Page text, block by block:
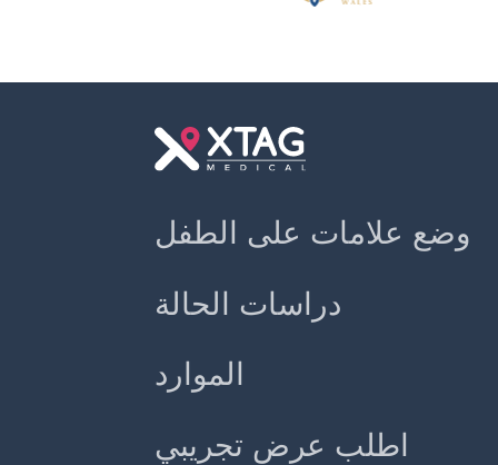
وضع علامات على الطفل
دراسات الحالة
الموارد
اطلب عرض تجريبي